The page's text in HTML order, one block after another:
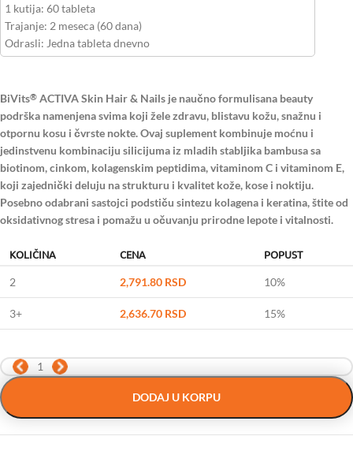
1 kutija: 60 tableta
Trajanje: 2 meseca (60 dana)
Odrasli: Jedna tableta dnevno
BiVits® ACTIVA Skin Hair & Nails je naučno formulisana beauty
podrška namenjena svima koji žele zdravu, blistavu kožu, snažnu i
otpornu kosu i čvrste nokte. Ovaj suplement kombinuje moćnu i
jedinstvenu kombinaciju silicijuma iz mladih stabljika bambusa sa
biotinom, cinkom, kolagenskim peptidima, vitaminom C i vitaminom E,
koji zajednički deluju na strukturu i kvalitet kože, kose i noktiju.
Posebno odabrani sastojci podstiču sintezu kolagena i keratina, štite od
oksidativnog stresa i pomažu u očuvanju prirodne lepote i vitalnosti.
KOLIČINA CENA POPUST
2 2,791.80 RSD 10%
3+ 2,636.70 RSD 15%
DODAJ U KORPU